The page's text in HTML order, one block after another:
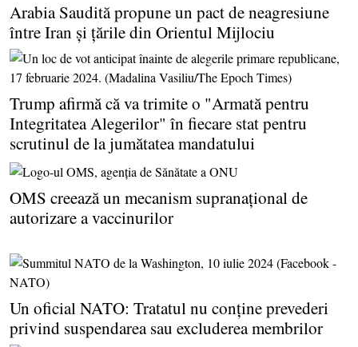
Arabia Saudită propune un pact de neagresiune
între Iran şi ţările din Orientul Mijlociu
Trump afirmă că va trimite o "Armată pentru
Integritatea Alegerilor" în fiecare stat pentru
scrutinul de la jumătatea mandatului
OMS creează un mecanism supranaţional de
autorizare a vaccinurilor
Un oficial NATO: Tratatul nu conţine prevederi
privind suspendarea sau excluderea membrilor